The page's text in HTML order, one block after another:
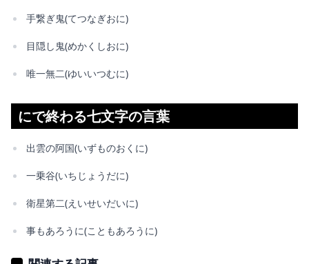
手繋ぎ鬼(てつなぎおに)
目隠し鬼(めかくしおに)
唯一無二(ゆいいつむに)
にで終わる七文字の言葉
出雲の阿国(いずものおくに)
一乗谷(いちじょうだに)
衛星第二(えいせいだいに)
事もあろうに(こともあろうに)